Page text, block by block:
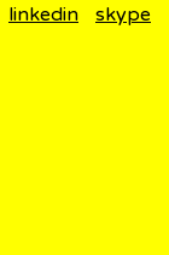
linkedin skype